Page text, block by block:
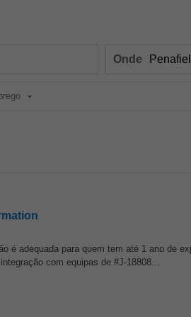
Onde
é adequada para quem tem até 1 ano de
com equipas de #J-18808...